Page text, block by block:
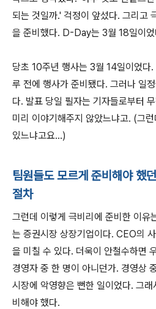
되는 것일까.' 걱정이 앞섰다. 그리고
을 준비했다. D-Day는 3월 18일이었
당초 10주년 행사는 3월 14일이었다
루 전에 행사가 준비됐다. 그러나 일
다. 발표 당일 필자는 기자들로부터
미리 이야기해주지 않았느냐고. (그
있느냐고요...)
팀원들도 모르게 준비해야 했
절차
그런데 이렇게 극비리에 준비한 이유
는 증권시장 상장기업이다. CEO의
을 미칠 수 있다. 더욱이 안철수하면
경영자 중 한 명이 아니던가. 경영상
시장에 악영향은 뻔한 일이었다. 그
비해야 했다.